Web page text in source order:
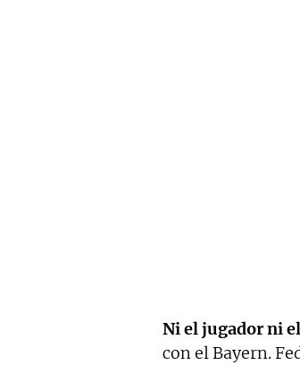
Ni el jugador ni
con el Bayern.